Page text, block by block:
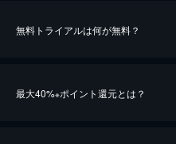
無料トライアルは何が無料？
最大40%※ポイント還元とは？